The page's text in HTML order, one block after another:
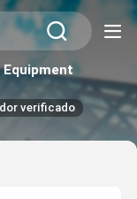
verificado